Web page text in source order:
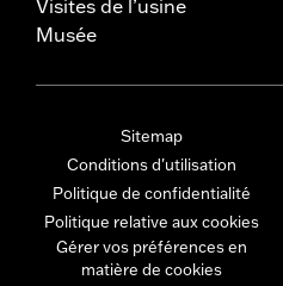
Visites de l’usine
Musée
Sitemap
Conditions d'utilisation
Politique de confidentialité
Politique relative aux cookies
Gérer vos préférences en
matière de cookies